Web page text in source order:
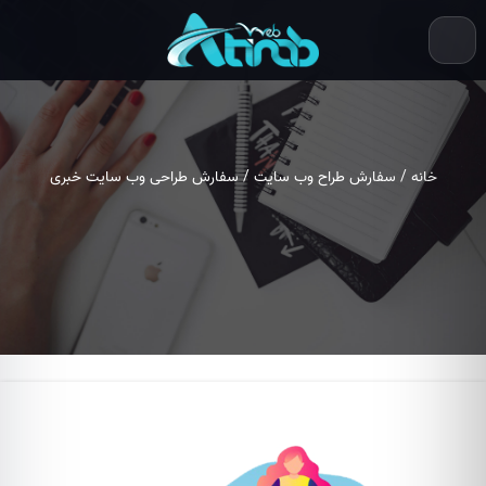
خانه/ سفارش طراح وب سایت/ سفارش طراحی وب سایت خبری